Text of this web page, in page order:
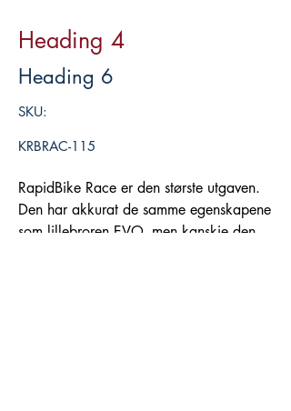
Heading 4
Heading 6
SKU:
KRBRAC-115
RapidBike Race er den største utgaven.
Den har akkurat de samme egenskapene
som lillebroren EVO, men kanskje den